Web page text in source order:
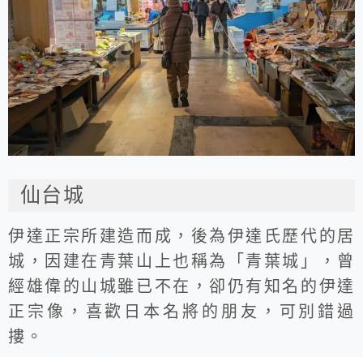
仙台城
伊達正宗所建造而成，後為伊達氏歷代的居
城，因建在青葉山上也稱為「青葉城」，曾
經雄偉的山城雖已不在，卻仍有知名的伊達
正宗像，喜歡日本名將的朋友，可別錯過
摟。